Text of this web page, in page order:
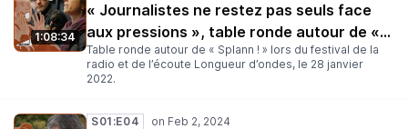
1:08:34
« Journalistes ne restez pas seuls face
aux pressions », table ronde autour de «
Splann ! » lors de Longueur d'ondes 2022
Table ronde autour de « Splann ! » lors du festival de la
radio et de l’écoute Longueur d’ondes, le 28 janvier
2022.
S01:E04